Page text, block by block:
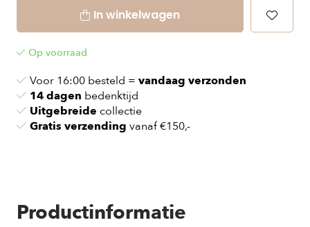
In winkelwagen
Op voorraad
Voor 16:00 besteld = vandaag verzonden
14 dagen bedenktijd
Uitgebreide collectie
Gratis verzending vanaf €150,-
Productinformatie